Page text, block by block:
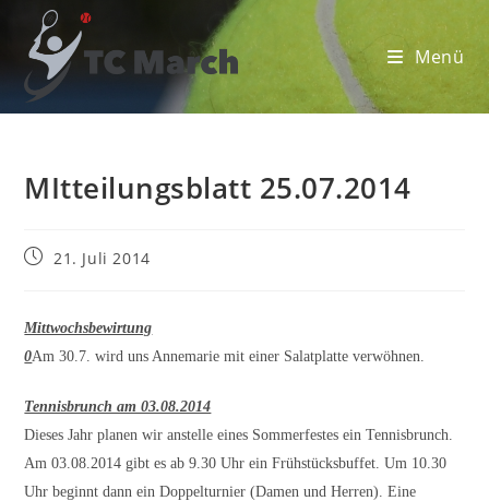
Inhalt
springen
Menü
MItteilungsblatt 25.07.2014
Beitrag21. Juli 2014
Mittwochsbewirtung
0Am 30.7. wird uns Annemarie mit einer Salatplatte verwöhnen.
Tennisbrunch am 03.08.2014
Dieses Jahr planen wir anstelle eines Sommerfestes ein Tennisbrunch.
Am 03.08.2014 gibt es ab 9.30 Uhr ein Frühstücksbuffet. Um 10.30
Uhr beginnt dann ein Doppelturnier (Damen und Herren). Eine